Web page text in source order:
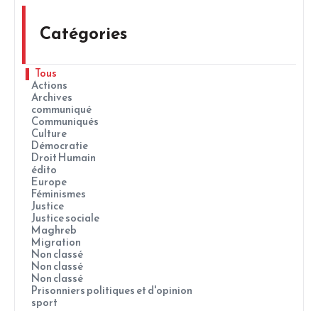
Catégories
Actions
Archives
communiqué
Communiqués
Culture
Démocratie
Droit Humain
édito
Europe
Féminismes
Justice
Justice sociale
Maghreb
Migration
Non classé
Non classé
Non classé
Prisonniers politiques et d'opinion
sport
Tous